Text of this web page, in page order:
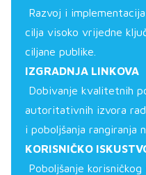
Razvoj i
cilja visoko vrijedne
ciljane publike.
IZGRADNJA LINKOVA
Dobivanje kvalitetnih
autoritativnih izvora
i poboljšanja rangiranja
KORISNIČKO
Poboljšanje